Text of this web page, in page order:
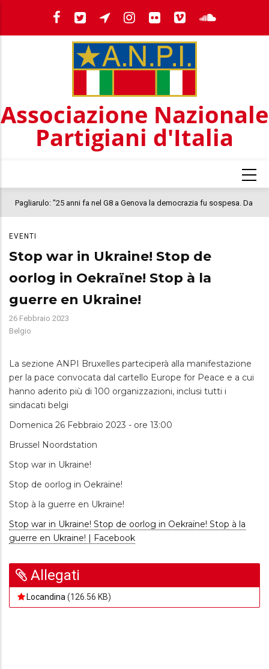
contenuto
Associazione Nazionale
Partigiani d'Italia
Pagliarulo: "25 anni fa nel G8 a Genova la democrazia fu sospesa. Da
colloca la morte di Abderrahim Fakir"
EVENTI
Stop war in Ukraine! Stop de
oorlog in Oekraïne! Stop à la
guerre en Ukraine!
26 Febbraio 2023
Belgio
La sezione ANPI Bruxelles parteciperà alla manifestazione
per la pace convocata dal cartello Europe for Peace e a cui
hanno aderito più di 100 organizzazioni, inclusi tutti i
sindacati belgi
Domenica 26 Febbraio 2023 - ore 13:00
Brussel Noordstation
Stop war in Ukraine!
Stop de oorlog in Oekraïne!
Stop à la guerre en Ukraine!
Stop war in Ukraine! Stop de oorlog in Oekraïne! Stop à la
guerre en Ukraine! | Facebook
Allegati
Locandina (126.56 KB)